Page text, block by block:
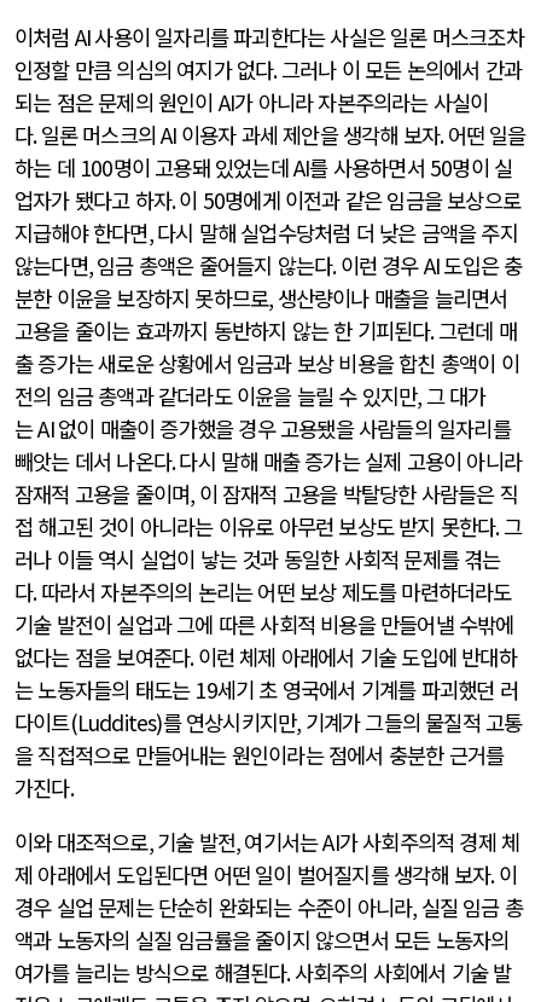
이처럼AI사용이 일자리를 파괴한다는 사실은 일론 머스크조차
인정할 만큼 의심의 여지가 없다.그러나 이 모든 논의에서 간과
되는 점은 문제의 원인이AI가 아니라 자본주의라는 사실이
다.일론 머스크의AI 이용자 과세 제안을 생각해 보자.어떤 일을
하는 데 100명이 고용돼 있었는데AI를 사용하면서 50명이 실
업자가 됐다고 하자.이 50명에게 이전과 같은 임금을 보상으로
지급해야 한다면,다시 말해 실업수당처럼 더 낮은 금액을 주지
않는다면,임금 총액은 줄어들지 않는다.이런 경우AI도입은 충
분한 이윤을 보장하지 못하므로, 생산량이나 매출을 늘리면서
고용을 줄이는 효과까지 동반하지 않는 한 기피된다.그런데 매
출 증가는 새로운 상황에서 임금과 보상 비용을 합친 총액이 이
전의 임금 총액과 같더라도 이윤을 늘릴 수 있지만,그 대가
는AI없이 매출이 증가했을 경우 고용됐을 사람들의 일자리를
빼앗는 데서 나온다.다시 말해 매출 증가는 실제 고용이 아니라
잠재적 고용을 줄이며, 이 잠재적 고용을 박탈당한 사람들은 직
접 해고된 것이 아니라는 이유로 아무런 보상도 받지 못한다.그
러나 이들 역시 실업이 낳는 것과 동일한 사회적 문제를 겪는
다.따라서 자본주의의 논리는 어떤 보상 제도를 마련하더라도
기술 발전이 실업과 그에 따른 사회적 비용을 만들어낼 수밖에
없다는 점을 보여준다.이런 체제 아래에서 기술 도입에 반대하
는 노동자들의 태도는 19세기 초 영국에서 기계를 파괴했던 러
다이트(Luddites)를 연상시키지만, 기계가 그들의 물질적 고통
을 직접적으로 만들어내는 원인이라는 점에서 충분한 근거를
가진다.
이와 대조적으로,기술 발전,여기서는AI가 사회주의적 경제 체
제 아래에서 도입된다면 어떤 일이 벌어질지를 생각해 보자.이
경우 실업 문제는 단순히 완화되는 수준이 아니라, 실질 임금 총
액과 노동자의 실질 임금률을 줄이지 않으면서 모든 노동자의
여가를 늘리는 방식으로 해결된다.사회주의 사회에서 기술 발